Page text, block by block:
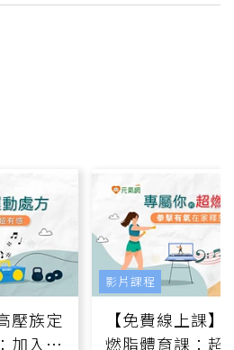
壓族定
加入行
【免費線上課
燃脂體育課：超
影片課程